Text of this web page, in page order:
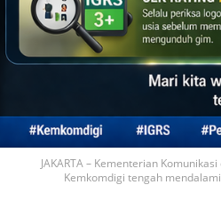
JAKARTA – Kementerian
Kemkomdigi tengah